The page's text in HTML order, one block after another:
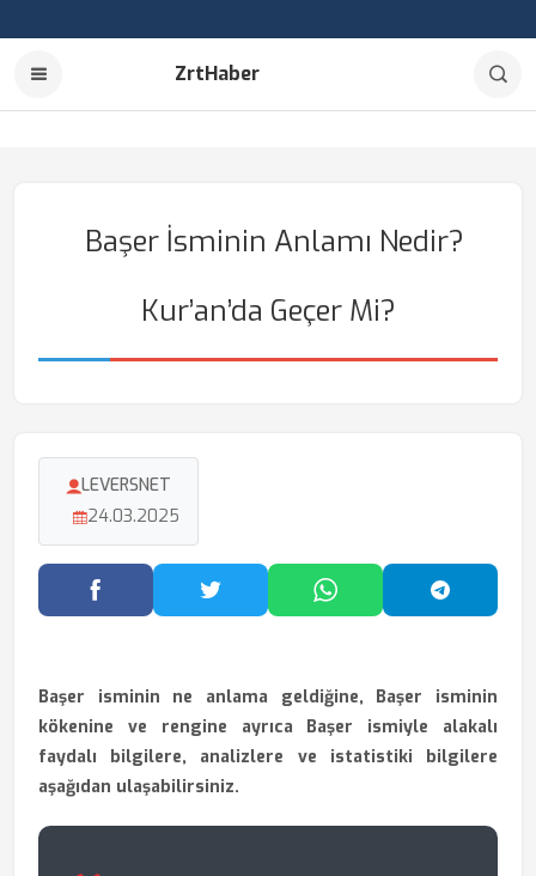
ZrtHaber
Başer İsminin Anlamı Nedir?
Kur’an’da Geçer Mi?
LEVERSNET
24.03.2025
Facebook'ta PaylaşTwitter'da PaylaşWhatsApp'ta Paylaş
Başer isminin ne anlama geldiğine, Başer isminin
kökenine ve rengine ayrıca Başer ismiyle alakalı
faydalı bilgilere, analizlere ve istatistiki bilgilere
aşağıdan ulaşabilirsiniz.